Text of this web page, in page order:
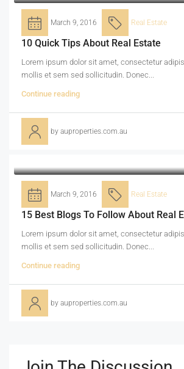
March 9, 2016 Real Estate
10 Quick Tips About Real Estate
Lorem ipsum dolor sit amet, consectetur
mollis et sem sed sollicitudin. Donec...
Continue reading
by auproperties.com.au
March 9, 2016 Real Estate
15 Best Blogs To Follow About Real
Lorem ipsum dolor sit amet, consectetur
mollis et sem sed sollicitudin. Donec...
Continue reading
by auproperties.com.au